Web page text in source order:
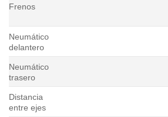
Frenos
Neumático
delantero
Neumático
trasero
Distancia
entre ejes